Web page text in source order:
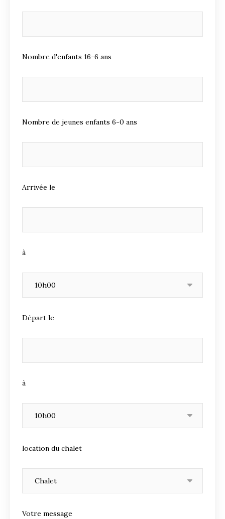
Nombre d'enfants 16-6 ans
Nombre de jeunes enfants 6-0 ans
Arrivée le
à
Départ le
à
location du chalet
Votre message